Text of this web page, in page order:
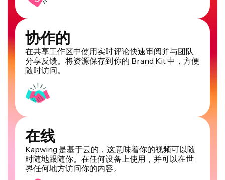
协作的
在共享工作区中使用实时评论快速审阅并与团队
分享反馈。将资源保存到你的 Brand Kit 中，方便
随时访问。
在线
Kapwing 是基于云的，这意味着你的视频可以随
时随地跟随你。在任何设备上使用，并可以在世
界任何地方访问你的内容。